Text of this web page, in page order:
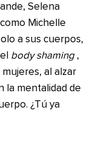
Selena
Michelle
a sus cuerpos,
body shaming ,
al alzar
la mentalidad de
¿Tú ya